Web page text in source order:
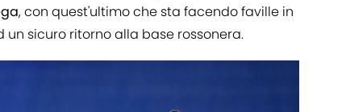
, con quest'ultimo che sta facendo faville in
sicuro ritorno alla base rossonera.